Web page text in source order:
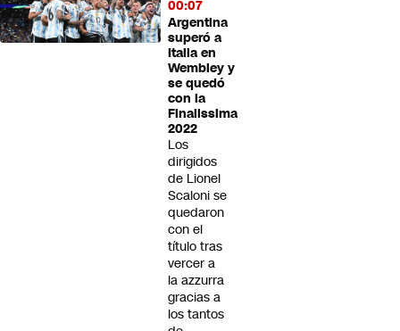
00:07
Argentina
superó a
Italia en
Wembley y
se quedó
con la
Finalissima
2022
Los
dirigidos
de Lionel
Scaloni se
quedaron
con el
título tras
vercer a
la azzurra
gracias a
los tantos